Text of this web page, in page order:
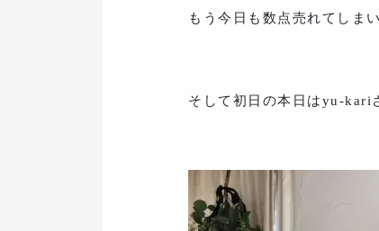
もう今日も数点売れてしま
そして初日の本日はyu-kari